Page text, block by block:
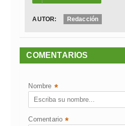
AUTOR: Redacción
COMENTARIOS
Nombre *
Comentario *